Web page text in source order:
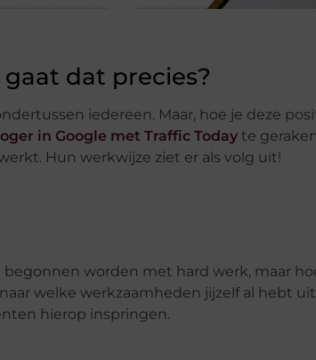
dat precies?
iedereen. Maar, hoe je deze
in Google met Traffic Today te
Hun werkwijze ziet er als volg uit!
worden met hard werk, maar
welke werkzaamheden jijzelf al hebt
hierop inspringen.